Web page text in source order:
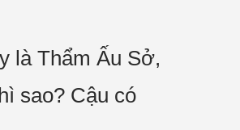
là Thẩm Ấu Sở,
sao? Cậu có